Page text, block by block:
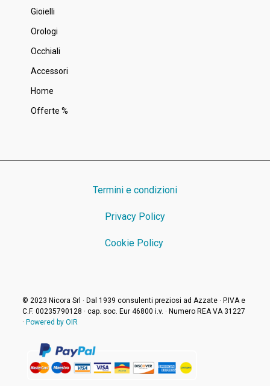
Gioielli
Orologi
Occhiali
Accessori
Home
Offerte %
Termini e condizioni
Privacy Policy
Cookie Policy
© 2023 Nicora Srl · Dal 1939 consulenti preziosi ad Azzate · P.IVA e
C.F. 00235790128 · cap. soc. Eur 46800 i.v. · Numero REA VA 31227
· Powered by OIR